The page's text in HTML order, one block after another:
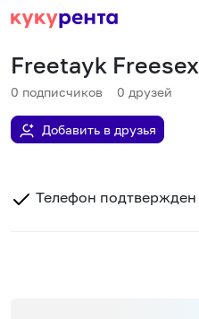
Freetayk Freesex
0 подписчиков 0 друзей
Добавить в друзья
Телефон подтвержден